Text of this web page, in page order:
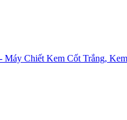
Chiết Kem Cốt Trắng,